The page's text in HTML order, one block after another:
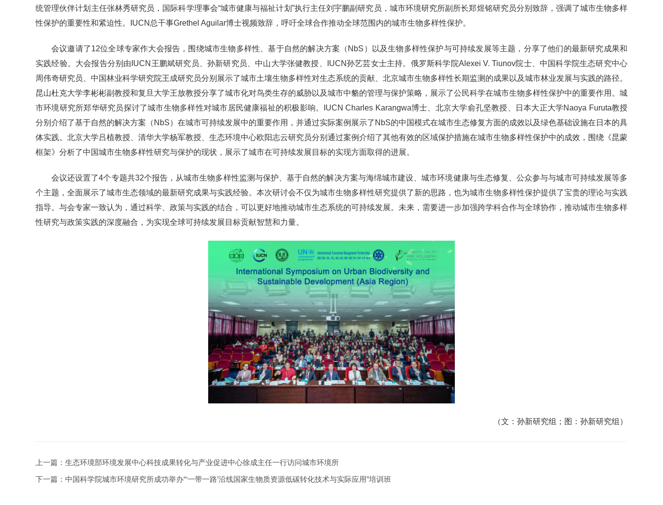
统管理伙伴计划主任张林秀研究员，国际科学理事会“城市健康与福祉计划”执行主任刘宇鹏副研究员，城市环境研究所副所长郑煜铭研究员分别致辞，强调了城市生物多样
性保护的重要性和紧迫性。IUCN总干事Grethel Aguilar博士视频致辞，呼吁全球合作推动全球范围内的城市生物多样性保护。
会议邀请了12位全球专家作大会报告，围绕城市生物多样性、基于自然的解决方案（NbS）以及生物多样性保护与可持续发展等主题，分享了他们的最新研究成果和
实践经验。大会报告分别由IUCN王鹏斌研究员、孙新研究员、中山大学张健教授、IUCN孙艺芸女士主持。俄罗斯科学院Alexei V. Tiunov院士、中国科学院生态研究中心
周伟奇研究员、中国林业科学研究院王成研究员分别展示了城市土壤生物多样性对生态系统的贡献、北京城市生物多样性长期监测的成果以及城市林业发展与实践的路径。
昆山杜克大学李彬彬副教授和复旦大学王放教授分享了城市化对鸟类生存的威胁以及城市中貉的管理与保护策略，展示了公民科学在城市生物多样性保护中的重要作用。城
市环境研究所郑华研究员探讨了城市生物多样性对城市居民健康福祉的积极影响。IUCN Charles Karangwa博士、北京大学俞孔坚教授、日本大正大学Naoya Furuta教授
分别介绍了基于自然的解决方案（NbS）在城市可持续发展中的重要作用，并通过实际案例展示了NbS的中国模式在城市生态修复方面的成效以及绿色基础设施在日本的具
体实践。北京大学吕植教授、清华大学杨军教授、生态环境中心欧阳志云研究员分别通过案例介绍了其他有效的区域保护措施在城市生物多样性保护中的成效，围绕《昆蒙
框架》分析了中国城市生物多样性研究与保护的现状，展示了城市在可持续发展目标的实现方面取得的进展。
会议还设置了4个专题共32个报告，从城市生物多样性监测与保护、基于自然的解决方案与海绵城市建设、城市环境健康与生态修复、公众参与与城市可持续发展等多
个主题，全面展示了城市生态领域的最新研究成果与实践经验。本次研讨会不仅为城市生物多样性研究提供了新的思路，也为城市生物多样性保护提供了宝贵的理论与实践
指导。与会专家一致认为，通过科学、政策与实践的结合，可以更好地推动城市生态系统的可持续发展。未来，需要进一步加强跨学科合作与全球协作，推动城市生物多样
性研究与政策实践的深度融合，为实现全球可持续发展目标贡献智慧和力量。
（文：孙新研究组；图：孙新研究组）
上一篇： 生态环境部环境发展中心科技成果转化与产业促进中心徐成主任一行访问城市环境所
下一篇： 中国科学院城市环境研究所成功举办“‘一带一路’沿线国家生物质资源低碳转化技术与实际应用”培训班